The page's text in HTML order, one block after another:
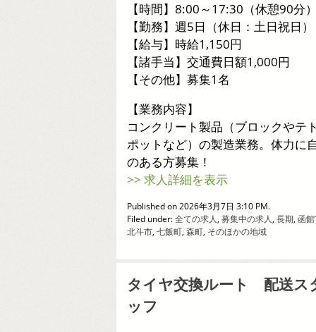
【時間】8:00～17:30（休憩90分
【勤務】週5日（休日：土日祝日）
【給与】時給1,150円
【諸手当】交通費日額1,000円
【その他】募集1名
【業務内容】
コンクリート製品（ブロックやテ
ポットなど）の製造業務。体力に
のある方募集！
>> 求人詳細を表示
Published on 2026年3月7日 3:10 PM.
Filed under:全ての求人, 募集中の求人, 長期, 函
北斗市, 七飯町, 森町, そのほかの地域
タイヤ交換ルート 配送ス
ッフ